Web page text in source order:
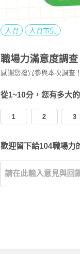
人資 人資市集
職場力滿意度調查
感謝您撥冗參與本次調查
從1~10分，您有多大
1 2 3
歡迎留下給104職場力